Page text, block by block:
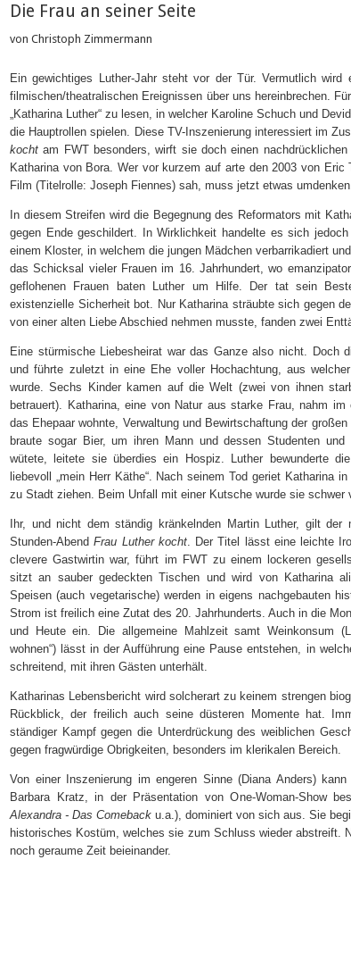
Die Frau an seiner Seite
von Christoph Zimmermann
Ein gewichtiges Luther-Jahr steht vor der Tür. Vermutlich wird
filmischen/theatralischen Ereignissen über uns hereinbrechen.
„Katharina Luther“ zu lesen, in welcher Karoline Schuch und
die Hauptrollen spielen. Diese TV-Inszenierung interessiert im
kocht am FWT besonders, wirft sie doch einen
Katharina von Bora. Wer vor kurzem auf arte den 2003 von Eric
Film (Titelrolle: Joseph Fiennes) sah, muss jetzt etwas umdenken.
In diesem Streifen wird die Begegnung des Reformators mit
gegen Ende geschildert. In Wirklichkeit handelte es sich
einem Kloster, in welchem die jungen Mädchen verbarrikadiert
das Schicksal vieler Frauen im 16. Jahrhundert, wo
geflohenen Frauen baten Luther um Hilfe. Der tat sein
existenzielle Sicherheit bot. Nur Katharina sträubte sich gegen
von einer alten Liebe Abschied nehmen musste, fanden zwei
Eine stürmische Liebesheirat war das Ganze also nicht. Doch
und führte zuletzt in eine Ehe voller Hochachtung, aus
wurde. Sechs Kinder kamen auf die Welt (zwei von ihnen
betrauert). Katharina, eine von Natur aus starke Frau, nahm im
das Ehepaar wohnte, Verwaltung und Bewirtschaftung der
braute sogar Bier, um ihren Mann und dessen Studenten
wütete, leitete sie überdies ein Hospiz. Luther bewunderte
liebevoll „mein Herr Käthe“. Nach seinem Tod geriet Katharina
zu Stadt ziehen. Beim Unfall mit einer Kutsche wurde sie schwer
Ihr, und nicht dem ständig kränkelnden Martin Luther, gilt der
Stunden-AbendFrau Luther kocht. Der Titel lässt eine leichte
clevere Gastwirtin war, führt im FWT zu einem lockeren
sitzt an sauber gedeckten Tischen und wird von Katharina
Speisen (auch vegetarische) werden in eigens nachgebauten
Strom ist freilich eine Zutat des 20. Jahrhunderts. Auch in die
und Heute ein. Die allgemeine Mahlzeit samt Weinkonsum
wohnen“) lässt in der Aufführung eine Pause entstehen, in
schreitend, mit ihren Gästen unterhält.
Katharinas Lebensbericht wird solcherart zu keinem strengen
Rückblick, der freilich auch seine düsteren Momente hat.
ständiger Kampf gegen die Unterdrückung des weiblichen
gegen fragwürdige Obrigkeiten, besonders im klerikalen Bereich.
Von einer Inszenierung im engeren Sinne (Diana Anders)
Barbara Kratz, in der Präsentation von One-Woman-Show
Alexandra - Das Comeback u.a.), dominiert von sich aus. Sie
historisches Kostüm, welches sie zum Schluss wieder abstreift.
noch geraume Zeit beieinander.